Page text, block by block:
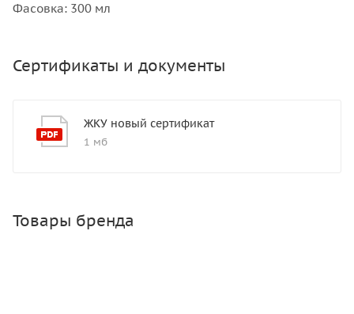
Фасовка: 300 мл
Сертификаты и документы
ЖКУ новый сертификат
1 мб
Товары бренда